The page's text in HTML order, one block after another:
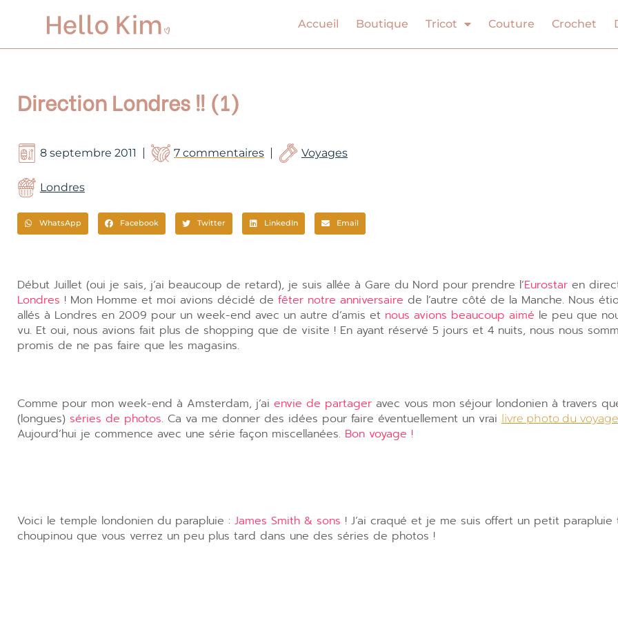
Accueil Boutique Tricot Couture Crochet
Direction Londres !! (1)
8 septembre 2011 7 commentaires Voyages
Londres
WhatsApp Facebook Twitter LinkedIn Email
Début Juillet (oui je sais, j’ai beaucoup de retard), je suis allée à Gare du Nord pour prendre l’Eurostar en
Londres ! Mon Homme et moi avions décidé de fêter notre anniversaire de l’autre côté de la Manche. Nous
allés à Londres en 2009 pour un week-end avec un autre d’amis et nous avions beaucoup aimé le peu que
vu. Et oui, nous avions fait plus de shopping que de visite ! En ayant réservé 5 jours et 4 nuits, nous nous
promis de ne pas faire que les magasins.
Comme pour mon week-end à Amsterdam, j’ai envie de partager avec vous mon séjour londonien à travers
(longues) séries de photos. Ca va me donner des idées pour faire éventuellement un vrai livre photo du voyage
Aujourd’hui je commence avec une série façon miscellanées. Bon voyage !
Voici le temple londonien du parapluie : James Smith & sons ! J’ai craqué et je me suis offert un petit parapluie
choupinou que vous verrez un peu plus tard dans une des séries de photos !